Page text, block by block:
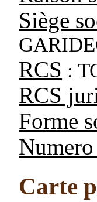
Siège
RCS :
RCS
Forme
Carte